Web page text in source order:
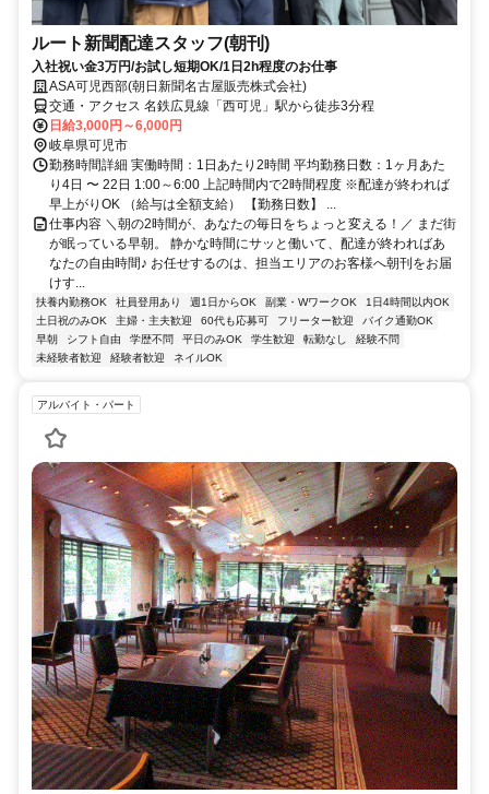
ルート新聞配達スタッフ(朝刊)
入社祝い金3万円/お試し短期OK/1日2h程度のお仕事
ASA可児西部(朝日新聞名古屋販売株式会社)
交通・アクセス 名鉄広見線「西可児」駅から徒歩3分程
日給3,000円～6,000円
岐阜県可児市
勤務時間詳細 実働時間：1日あたり2時間 平均勤務日数：1ヶ月あた
り4日 〜 22日 1:00～6:00 上記時間内で2時間程度 ※配達が終われば
早上がりOK （給与は全額支給） 【勤務日数】 ...
仕事内容 ＼朝の2時間が、あなたの毎日をちょっと変える！／ まだ街
が眠っている早朝。 静かな時間にサッと働いて、配達が終わればあ
なたの自由時間♪ お任せするのは、担当エリアのお客様へ朝刊をお届
けす...
扶養内勤務OK 社員登用あり 週1日からOK 副業・WワークOK
1日4時間以内OK
土日祝のみOK
主婦・主夫歓迎 60代も応募可 フリーター歓迎
バイク通勤OK
早朝
シフト自由 学歴不問 平日のみOK 学生歓迎 転勤なし
経験不問
未経験者歓迎
経験者歓迎 ネイルOK
アルバイト・パート